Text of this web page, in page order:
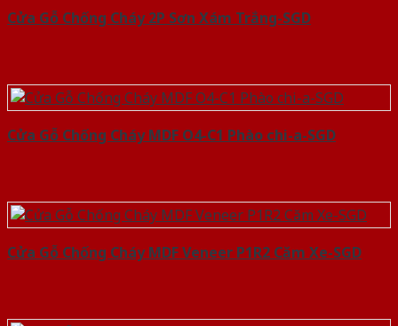
Cửa Gỗ Chống Cháy 2P Sơn Xám Trắng-SGD
Cửa Gỗ Chống Cháy MDF O4-C1 Phào chi-a-SGD
Cửa Gỗ Chống Cháy MDF Veneer P1R2 Căm Xe-SGD